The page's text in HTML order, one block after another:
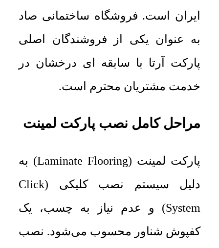
ایران است. فروشگاه ساختمانی صاد
به عنوان یکی از فروشندگان اصلی
پارکت آرتا با سابقه ای درخشان در
خدمت مشتریان محترم است.
مراحل کامل نصب پارکت لمینت
پارکت لمینت (Laminate Flooring) به
دلیل سیستم نصب کلیکی (Click
System) و عدم نیاز به چسب، یک
کفپوش شناور محسوب می‌شود. نصب